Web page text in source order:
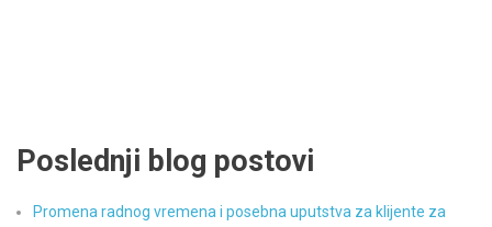
Poslednji blog postovi
Promena radnog vremena i posebna uputstva za klijente za